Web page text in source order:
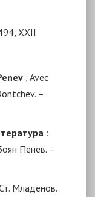
ХХII
; Avec
–
:
Пенев. –
Младенов.